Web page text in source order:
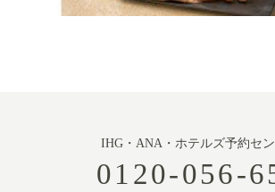
IHG・ANA・ホテルズ予約セ
0120-056-